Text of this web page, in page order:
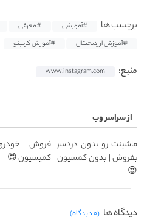
برچسب ها #آموزشی #معرفی
#آموزش ارزدیجیتال
#آموزش کریپتو
منبع: www.instagram.com
از سراسر وب
ماشینت رو بدون دردسر
بفروش | بدون کمسیون
😍
فروش
کمیسیون 😍
دیدگاه ها (۰ دیدگاه)